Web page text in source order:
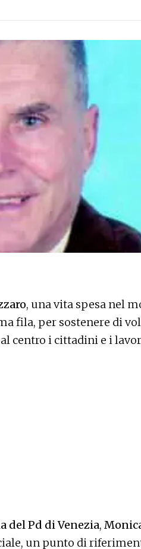
, una vita spesa nel
fila, per sostenere di
centro i cittadini e i
del Pd di Venezia,
un punto di